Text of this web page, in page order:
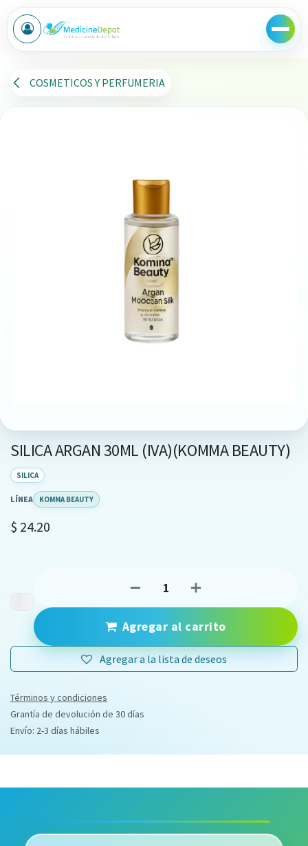
Ir al contenido
COSMETICOS Y PERFUMERIA
SILICA ARGAN 30ML (IVA)(KOMMA BEAUTY)
SILICA
LÍNEA KOMMA BEAUTY
$ 24.20
Agregar al carrito
Agregar a la lista de deseos
Términos y condiciones
Grantía de devolución de 30 días
Envío: 2-3 días hábiles